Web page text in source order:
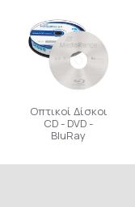
Οπτικοί Δίσκοι
CD - DVD -
BluRay